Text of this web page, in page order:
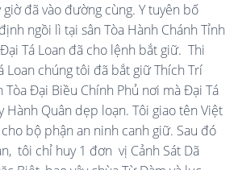
đã vào đường cùng. Y tuyên bố
ngồi lì tại sân Tòa Hành Chánh Tỉnh
Tá Loan đã cho lệnh bắt giữ. Thi
Loan chúng tôi đã bắt giữ Thích Trí
Đại Biều Chính Phủ nơi mà Đại Tá
Hành Quân dẹp loạn. Tôi giao tên Việt
bộ phận an ninh canh giữ. Sau đó
tôi chỉ huy 1 đơn vị Cảnh Sát Dã